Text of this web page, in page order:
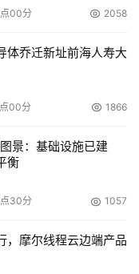
00分 2058
体乔迁新址前海人寿大
00分 1866
景：基础设施已建
衡
30分 1057
，摩尔线程云边端产品